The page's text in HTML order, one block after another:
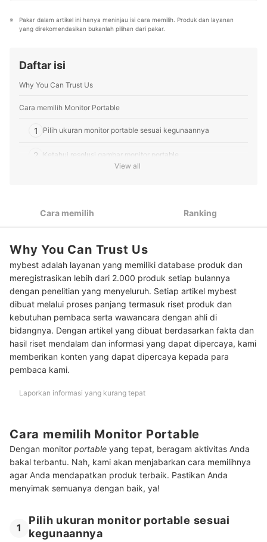
gaming Indonesia.
Profil Faynilla
Berbagai tema konten, mulai dari kosmetik, kebutuhan
sehari-hari, elektronik rumah tangga, hingga jasa bisa
Pakar dalam artikel ini hanya meninjau isi cara memilih. Produk dan layanan
yang direkomendasikan bukanlah pilihan dari pakar.
Daftar isi
Why You Can Trust Us
Cara memilih Monitor Portable
1 Pilih ukuran monitor portable sesuai kegunaannya
2 Ketahui resolusi gambar monitor portable
5 Pastikan monitor portable memiliki port yang Anda butuhkan
Peringkat Monitor Portable Terbaik
Baca juga rekomendasi monitor lainnya di sini
View all
Cara memilih Ranking
Why You Can Trust Us
mybest adalah layanan yang memiliki database produk dan
meregistrasikan lebih dari 2.000 produk setiap bulannya
dengan penelitian yang menyeluruh. Setiap artikel mybest
dibuat melalui proses panjang termasuk riset produk dan
kebutuhan pembaca serta wawancara dengan ahli di
bidangnya. Dengan artikel yang dibuat berdasarkan fakta dan
hasil riset mendalam dan informasi yang dapat dipercaya, kami
memberikan konten yang dapat dipercaya kepada para
pembaca kami.
Laporkan informasi yang kurang tepat
Cara memilih Monitor Portable
Dengan monitor portable yang tepat, beragam aktivitas Anda
bakal terbantu. Nah, kami akan menjabarkan cara memilihnya
agar Anda mendapatkan produk terbaik. Pastikan Anda
menyimak semuanya dengan baik, ya!
1
Pilih ukuran monitor portable sesuai
kegunaannya